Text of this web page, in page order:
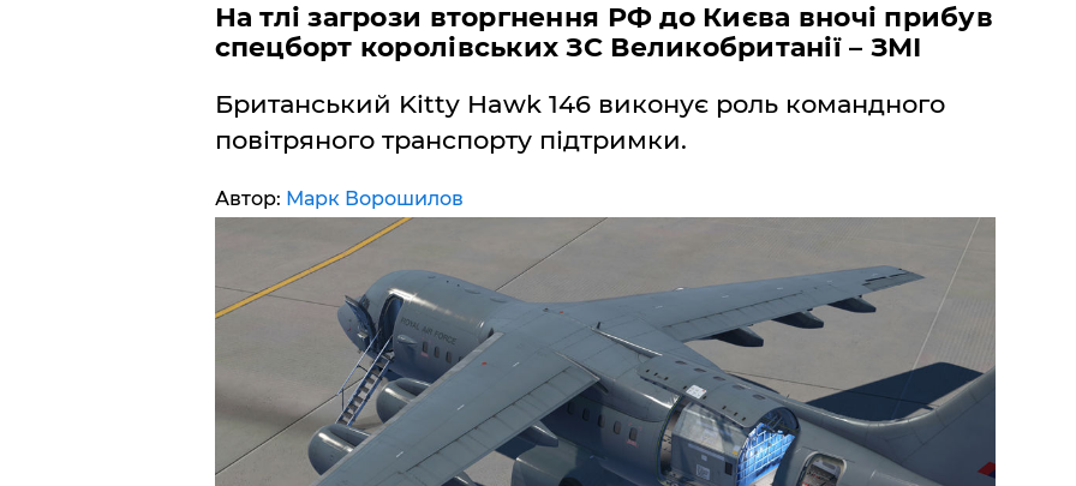
На тлі загрози вторгнення РФ до Києва вночі прибув
спецборт королівських ЗС Великобританії – ЗМІ
Британський Kitty Hawk 146 виконує роль командного
повітряного транспорту підтримки.
Автор: Марк Ворошилов